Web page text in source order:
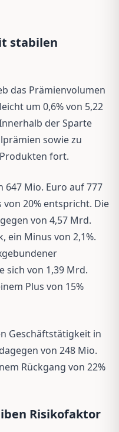
stabilen
das Prämienvolumen
um 0,6% von 5,22
der Sparte
sowie zu
fort.
647 Mio. Euro auf 777
von 20% entspricht. Die
von 4,57 Mrd.
ein Minus von 2,1%.
sich von 1,39 Mrd.
Plus von 15%
Geschäftstätigkeit in
von 248 Mio.
Rückgang von 22%
Risikofaktor